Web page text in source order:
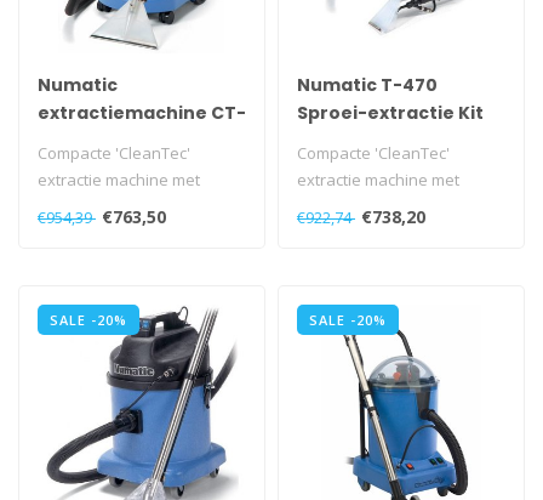
Numatic
extractiemachine CT-
Kit A40 blauw
Compacte 'CleanTec'
extractie machine met
dezelfde eigenschappen en
resultaten a..
€954,39 €763,50
Numatic T-470
Sproei-extractie Kit
Compacte 'CleanTec'
extractie machine met
dezelfde eigenschappen en
resultaten a..
€922,74 €738,20
SALE -20% SALE -20%